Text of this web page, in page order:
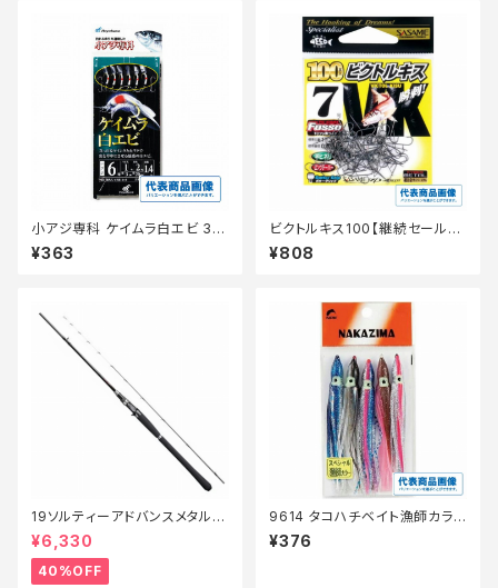
小アジ専科 ケイムラ白エビ 3号
HS202 【継続セール_仕掛】
¥363
ビクトルキス100【継続セール_
仕掛】
¥808
19ソルティーアドバンスメタルス
ッテ B66MLS【特価竿】【40】
¥6,330
40%OFF
9614 タコハチベイト漁師カラ
ー2.0アソート
¥376